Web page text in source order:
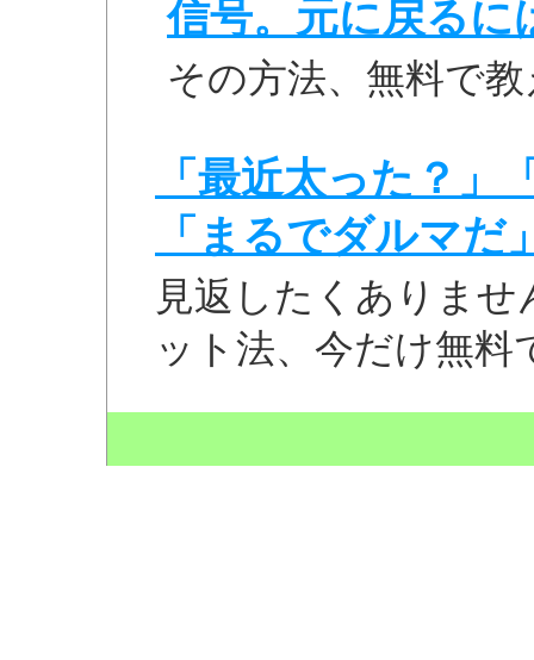
信号。元に戻るに
その方法、無料で
「最近太った？
「まるでダルマだ
見返したくありま
ット法、今だけ無料